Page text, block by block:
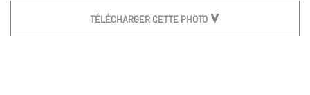
TÉLÉCHARGER CETTE PHOTO